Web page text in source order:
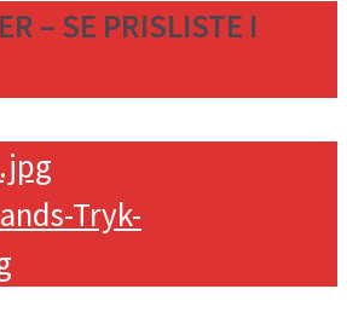
– SE PRISLISTE I